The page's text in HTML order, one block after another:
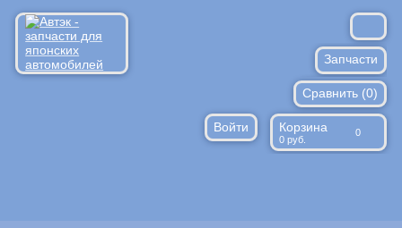
Запчасти
Расходники
Запрос по ВИН
Сравнить (0)
Войти Корзина 0
0 руб.